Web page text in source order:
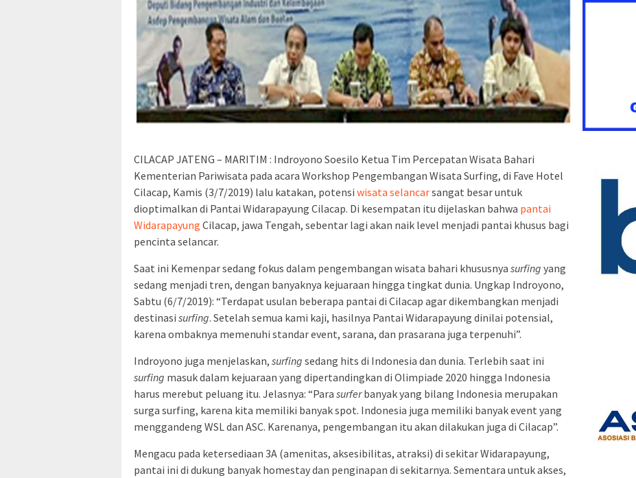
CILACAP JATENG – MARITIM : Indroyono Soesilo Ketua Tim Percepatan Wisata Bahari
Kementerian Pariwisata pada acara Workshop Pengembangan Wisata Surfing, di Fave Hotel
Cilacap, Kamis (3/7/2019) lalu katakan, potensi wisata selancarsangat besar untuk
dioptimalkan di Pantai Widarapayung Cilacap. Di kesempatan itu dijelaskan bahwa pantai
Widarapayung Cilacap, jawa Tengah, sebentar lagi akan naik level menjadi pantai khusus bagi
pencinta selancar.
Saat ini Kemenpar sedang fokus dalam pengembangan wisata bahari khususnya surfing yang
sedang menjadi tren, dengan banyaknya kejuaraan hingga tingkat dunia. Ungkap Indroyono,
Sabtu (6/7/2019): “Terdapat usulan beberapa pantai di Cilacap agar dikembangkan menjadi
destinasi surfing. Setelah semua kami kaji, hasilnya Pantai Widarapayung dinilai potensial,
karena ombaknya memenuhi standar event, sarana, dan prasarana juga terpenuhi”.
Indroyono juga menjelaskan, surfing sedang hits di Indonesia dan dunia. Terlebih saat ini
surfing masuk dalam kejuaraan yang dipertandingkan di Olimpiade 2020 hingga Indonesia
harus merebut peluang itu. Jelasnya: “Para surferbanyak yang bilang Indonesia merupakan
surga surfing, karena kita memiliki banyak spot. Indonesia juga memiliki banyak event yang
menggandeng WSL dan ASC. Karenanya, pengembangan itu akan dilakukan juga di Cilacap”.
Mengacu pada ketersediaan 3A (amenitas, aksesibilitas, atraksi) di sekitar Widarapayung,
pantai ini di dukung banyak homestay dan penginapan di sekitarnya. Sementara untuk akses,